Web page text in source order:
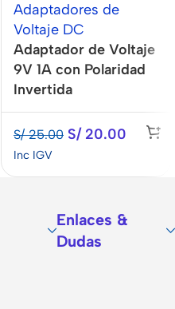
Adaptadores de
Voltaje DC
Adaptador de Voltaje
9V 1A con Polaridad
Invertida
S/25.00 S/20.00
Inc IGV
Enlaces &
Dudas